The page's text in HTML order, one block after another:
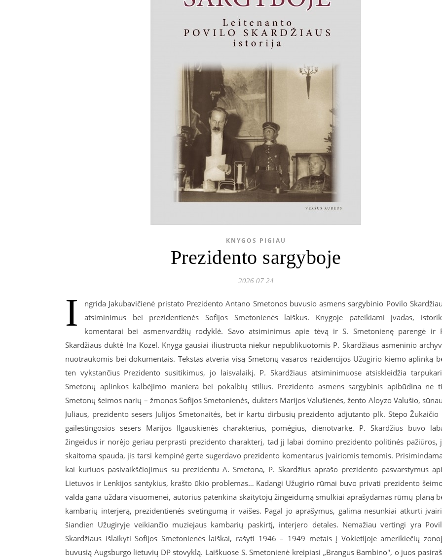
KNYGOS PIGIAU
Prezidento sargyboje
2026 07 24
I
ngrida Jakubavičienė pristato Prezidento Antano Smetonos buvusio asmens sargybinio Povilo
atsiminimus bei prezidentienės Sofijos Smetonienės laiškus. Knygoje pateikiami įvadas,
komentarai bei asmenvardžių rodyklė. Savo atsiminimus apie tėvą ir S. Smetonienę parengė ir
Skardžiaus duktė Ina Kozel. Knyga gausiai iliustruota niekur nepublikuotomis P. Skardžiaus asmeninio
nuotraukomis bei dokumentais. Tekstas atveria visą Smetonų vasaros rezidencijos Užugirio kiemo aplinką
ten vykstančius Prezidento susitikimus, jo laisvalaikį. P. Skardžiaus atsiminimuose atsiskleidžia
Smetonų aplinkos kalbėjimo maniera bei pokalbių stilius. Prezidento asmens sargybinis apibūdina ne
Smetonų šeimos narių – žmonos Sofijos Smetonienės, dukters Marijos Valušienės, žento Aloyzo Valušio,
Juliaus, prezidento sesers Julijos Smetonaitės, bet ir kartu dirbusių prezidento adjutanto plk. Stepo Žukaičio
gailestingosios sesers Marijos Ilgauskienės charakterius, pomėgius, dienotvarkę. P. Skardžius buvo
žingeidus ir norėjo geriau perprasti prezidento charakterį, tad jį labai domino prezidento politinės pažiūros,
skaitoma spauda, jis tarsi kempinė gerte sugerdavo prezidento komentarus įvairiomis temomis.
kai kuriuos pasivaikščiojimus su prezidentu A. Smetona, P. Skardžius aprašo prezidento pasvarstymus
Lietuvos ir Lenkijos santykius, krašto ūkio problemas… Kadangi Užugirio rūmai buvo privati prezidento
valda gana uždara visuomenei, autorius patenkina skaitytojų žingeidumą smulkiai aprašydamas rūmų planą
kambarių interjerą, prezidentienės svetingumą ir vaišes. Pagal jo aprašymus, galima nesunkiai atkurti
šiandien Užugiryje veikiančio muziejaus kambarių paskirtį, interjero detales. Nemažiau vertingi yra
Skardžiaus išlaikyti Sofijos Smetonienės laiškai, rašyti 1946 – 1949 metais į Vokietijoje amerikiečių
buvusią Augsburgo lietuvių DP stovyklą. Laiškuose S. Smetonienė kreipiasi „Brangus Bambino", o juos